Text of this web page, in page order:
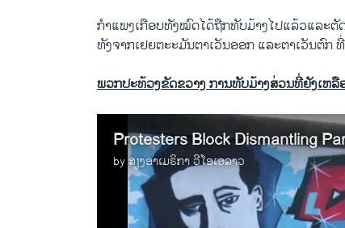
ກໍາ​ແພງ​ເກືອ​ບທັງ​ໝົດ​ໄດ້​ຖືກ​ທັບ​ມ້າງໄປ​ແລ້ວແລະ​
ທັງ​ຈາກເຢຍຕະະ​ມັນຕາ​ເວັນ​ອອກ ​ແລະ​ຕາ​ເວັນ​ຕົກ
ພວກປະທ້ວງຂັດຂວາງ ການທັບມ້າງສ່ວນທີ່ຍັງເຫລື
Protesters Block Dismantling
by ສຽງອາເມຣິກາ ວີໂອເອລາວ